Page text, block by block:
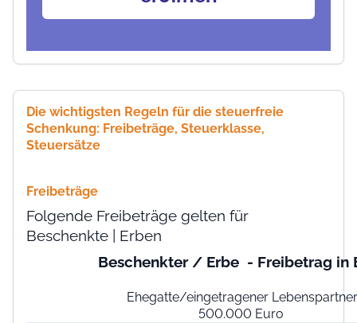
Die wichtigsten Regeln für die steuerfreie
Schenkung: Freibeträge, Steuerklasse,
Steuersätze
Freibeträge
Folgende Freibeträge gelten für
Beschenkte | Erben
Beschenkter / Erbe - Freibetrag in
Ehegatte/eingetragener Lebenspartner
500.000 Euro